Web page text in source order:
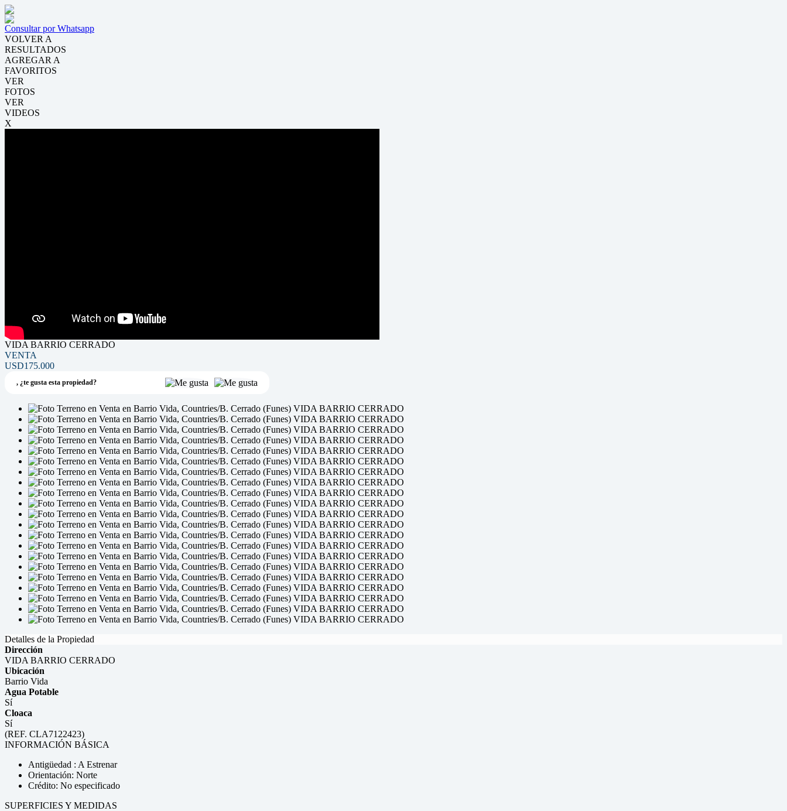
Consultar por Whatsapp
VOLVER A
RESULTADOS
AGREGAR A
FAVORITOS
VER
FOTOS
VER
VIDEOS
X
VIDA BARRIO CERRADO
VENTA
USD175.000
, ¿te gusta esta propiedad?
Detalles de la Propiedad
Dirección
VIDA BARRIO CERRADO
Ubicación
Barrio Vida
Agua Potable
Sí
Cloaca
Sí
(REF. CLA7122423)
INFORMACIÓN BÁSICA
Antigüedad : A Estrenar
Orientación: Norte
Crédito: No especificado
SUPERFICIES Y MEDIDAS